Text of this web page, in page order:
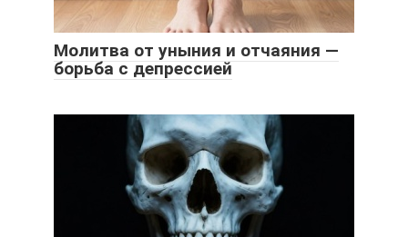
Молитва от уныния и отчаяния —
борьба с депрессией